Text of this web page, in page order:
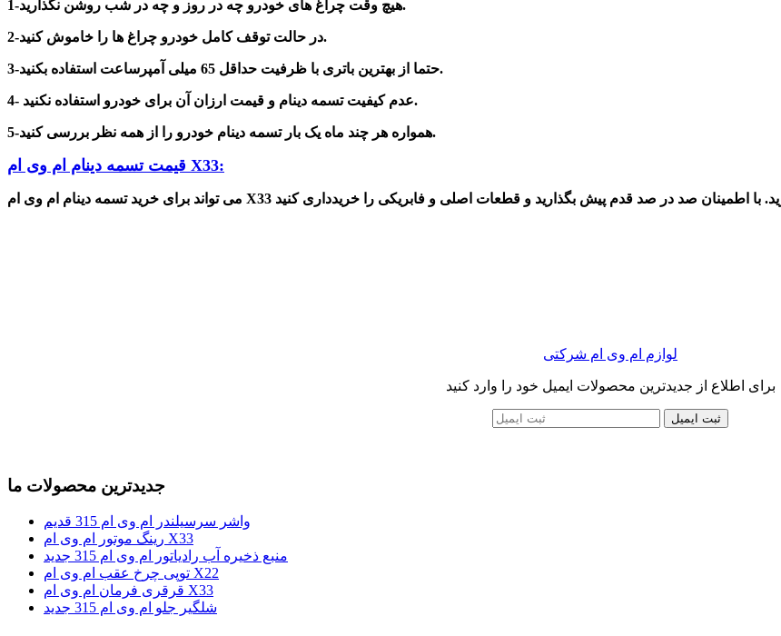
1-هیچ وقت چراغ های خودرو چه در روز و چه در شب روشن نگذارید.
2-در حالت توقف کامل خودرو چراغ ها را خاموش کنید.
3-حتما از بهترین باتری با ظرفیت حداقل 65 میلی آمپرساعت استفاده بکنید.
4- عدم کیفیت تسمه دینام و قیمت ارزان آن برای خودرو استفاده نکنید.
5-همواره هر چند ماه یک بار تسمه دینام خودرو را از همه نظربررسی کنید.
قیمت تسمه دینام ام وی ام X33:
می تواند برای خرید تسمه دینام ام وی ام X33
لوازم ام وی ام شرکتی
برای اطلاع از جدیدترین محصولات ایمیل خود را وارد کنید
ثبت ایمیل
جدیدترین محصولات ما
واشر سرسیلندر ام وی ام 315 قدیم
رینگ موتور ام وی ام X33
منبع ذخیره آب رادیاتور ام وی ام 315 جدید
توپی چرخ عقب ام وی ام X22
قرقری فرمان ام وی ام X33
شلگیر جلو ام وی ام 315 جدید